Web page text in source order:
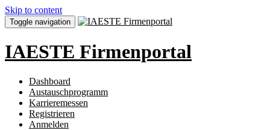
Skip to content
Toggle navigation
IAESTE Firmenportal
Dashboard
Austauschprogramm
Karrieremessen
Registrieren
Anmelden